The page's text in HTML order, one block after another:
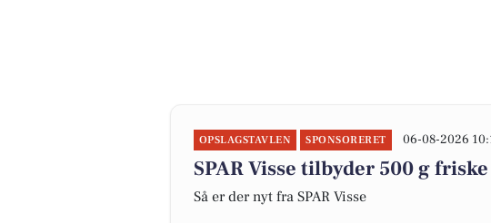
OPSLAGSTAVLEN SPONSORERET 06-08-2026
SPAR Visse tilbyder 500 g
Så er der nyt fra SPAR Visse